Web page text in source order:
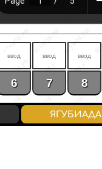
6 7 8
ЯГУБИАДА